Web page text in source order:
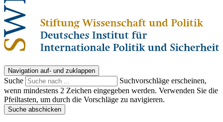
Navigation auf- und zuklappen
Suche
Suchvorschläge erscheinen,
wenn mindestens 2 Zeichen eingegeben werden. Verwenden Sie die
Pfeiltasten, um durch die Vorschläge zu navigieren.
Suche abschicken